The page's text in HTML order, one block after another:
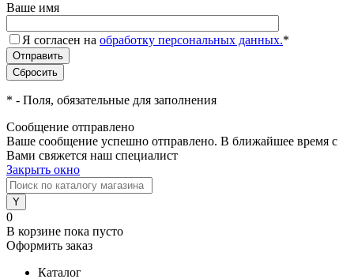
Ваше имя
Я согласен на обработку персональных данных.*
* - Поля, обязательные для заполнения
Сообщение отправлено
Ваше сообщение успешно отправлено. В ближайшее время с
Вами свяжется наш специалист
Закрыть окно
0
В корзине пока пусто
Оформить заказ
Каталог